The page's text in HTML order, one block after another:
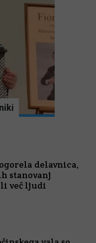
delavnica,
stanovanj
več ljudi